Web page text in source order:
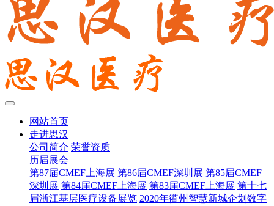
网站首页
走进思汉
公司简介 荣誉资质
历届展会
第87届CMEF上海展 第86届CMEF深圳展 第85届CMEF
深圳展 第84届CMEF上海展 第83届CMEF上海展 第十七
届浙江基层医疗设备展览 2020年衢州智慧新城企划数字